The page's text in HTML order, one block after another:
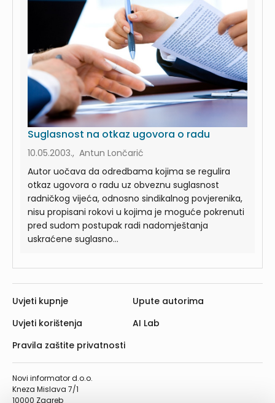
Suglasnost na otkaz ugovora o radu
10.05.2003., Antun Lončarić
Autor uočava da odredbama kojima se regulira
otkaz ugovora o radu uz obveznu suglasnost
radničkog vijeća, odnosno sindikalnog povjerenika,
nisu propisani rokovi u kojima je moguće pokrenuti
pred sudom postupak radi nadomještanja
uskraćene suglasno...
Novi informator d.o.o.
Kneza Mislava 7/1
10000 Zagreb
Uvjeti kupnje
Uvjeti korištenja
Pravila zaštite privatnosti
Upute autorima
AI Lab